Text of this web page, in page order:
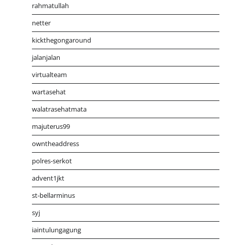
rahmatullah
netter
kickthegongaround
jalanjalan
virtualteam
wartasehat
walatrasehatmata
majuterus99
owntheaddress
polres-serkot
advent1jkt
st-bellarminus
syj
iaintulungagung